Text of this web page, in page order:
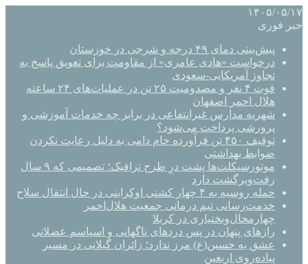
۱۴۰۵/۰۵/۱۷
خبر فوری
پیش‌بینی دمای ۴۹ درجه و شرجی در خوزستان
درخواست «هادی عامری» از مقاومت برای تعویق پاسخ به
تجاوز آمریکایی-سعودی
فوت ۴ نفر و مصدومیت ۲۵ تن در عملیات‌های ۲۴ ساعته
هلال احمر اصفهان
شهریه مدارس غیرانتفاعی در برابر چه خدمات آموزشی و
پرورشی پرداخت می‌شود؟
توقیف ۴۵۰ تن فرآورده خام دامی به دلیل رعایت نکردن
ضوابط بهداشتی
موتورسیکلت‌ها پشت درِ طرح ترافیک؛ تصمیمی که ۹ سال
رفت‌وبرگشت دارد
حمله روسیه به ۴ چهار کشتی اوکراینی در حال انتقال سلاح
خدمت‌رسانی تیم درمانی جمعیت هلال‌احمر
چهارمحال‌وبختیاری در کربلا
رازهای پنهان در پس دردهای ناگهانی و اسپاسم عضلانی
عشق به حسین(ع) مرز ندارد؛ زائران گیلانی در مسیر
پیاده‌روی اربعین